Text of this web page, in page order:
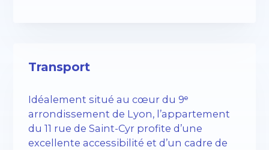
Transport
Idéalement situé au cœur du 9ᵉ
arrondissement de Lyon, l’appartement
du 11 rue de Saint-Cyr profite d’une
excellente accessibilité et d’un cadre de